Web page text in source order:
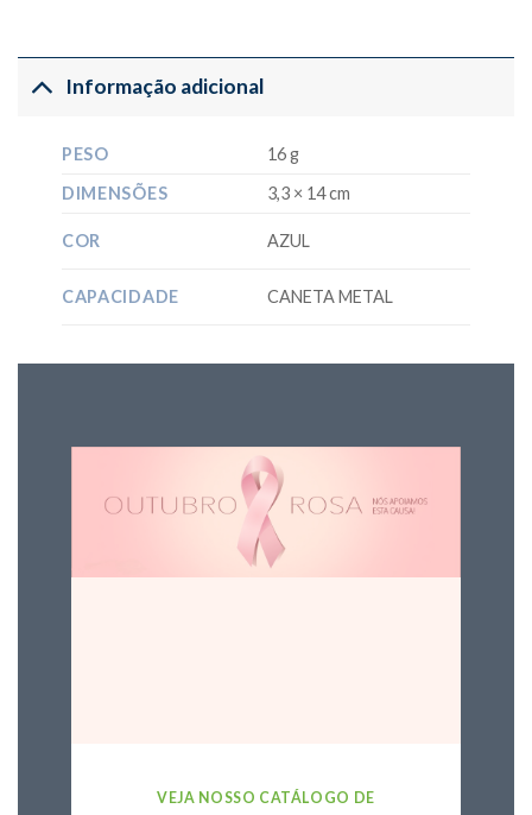
Informação adicional
PESO
16 g
DIMENSÕES
3,3 × 14 cm
COR AZUL
CAPACIDADE CANETA METAL
VEJA NOSSO CATÁLOGO DE